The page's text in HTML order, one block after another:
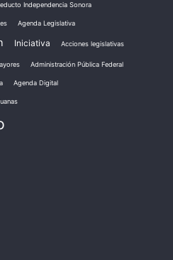
Independencia Sonora
Agenda Legislativa
Iniciativa Acciones legislativas
Administración Pública Federal
Agenda Digital